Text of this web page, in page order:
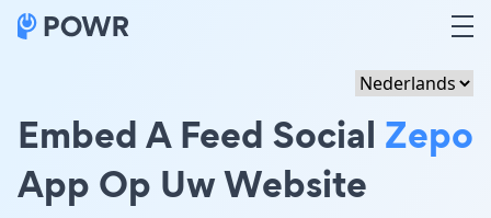
Embed A Feed Social Zepo
App Op Uw Website